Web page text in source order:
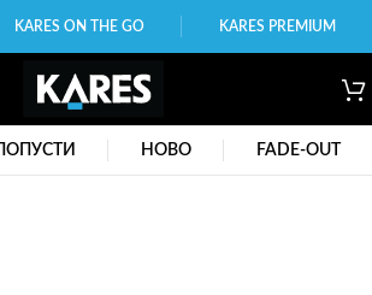
KARES ON THE GO KARES PREMIUM
ПОПУСТИ НОВО FADE-OUT